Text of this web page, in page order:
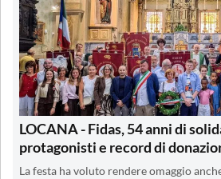
LOCANA - Fidas, 54 anni di
protagonisti e record di
La festa ha voluto rendere omaggio